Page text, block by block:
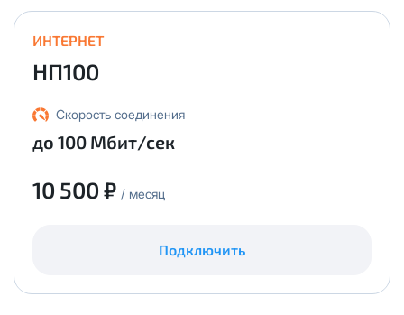
ИНТЕРНЕТ
НП100
Скорость соединения
до 100 Мбит/сек
10 500 ₽ / месяц
Подключить